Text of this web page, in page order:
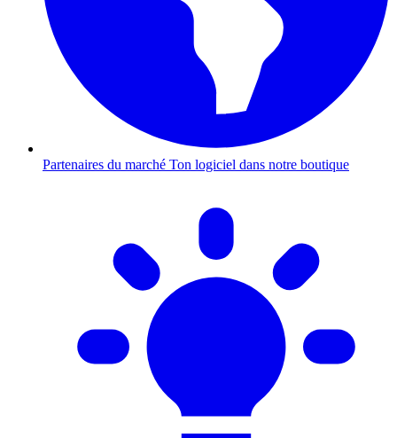
Partenaires du marché Ton logiciel dans notre boutique